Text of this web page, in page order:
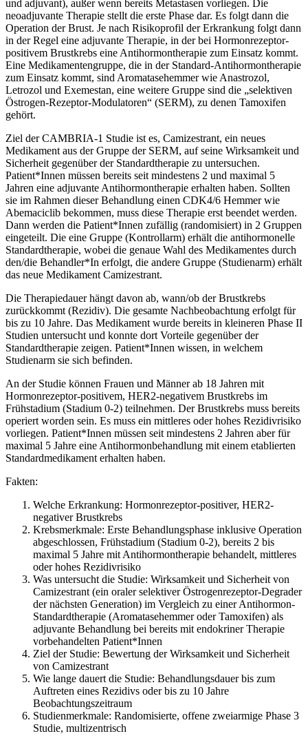
und adjuvant), außer wenn bereits Metastasen vorliegen. Die
neoadjuvante Therapie stellt die erste Phase dar. Es folgt dann die
Operation der Brust. Je nach Risikoprofil der Erkrankung folgt dann
in der Regel eine adjuvante Therapie, in der bei Hormonrezeptor-
positivem Brustkrebs eine Antihormontherapie zum Einsatz kommt.
Eine Medikamentengruppe, die in der Standard-Antihormontherapie
zum Einsatz kommt, sind Aromatasehemmer wie Anastrozol,
Letrozol und Exemestan, eine weitere Gruppe sind die „selektiven
Östrogen-Rezeptor-Modulatoren“ (SERM), zu denen Tamoxifen
gehört.
Ziel der CAMBRIA-1 Studie ist es, Camizestrant, ein neues
Medikament aus der Gruppe der SERM, auf seine Wirksamkeit und
Sicherheit gegenüber der Standardtherapie zu untersuchen.
Patient*Innen müssen bereits seit mindestens 2 und maximal 5
Jahren eine adjuvante Antihormontherapie erhalten haben. Sollten
sie im Rahmen dieser Behandlung einen CDK4/6 Hemmer wie
Abemaciclib bekommen, muss diese Therapie erst beendet werden.
Dann werden die Patient*Innen zufällig (randomisiert) in 2 Gruppen
eingeteilt. Die eine Gruppe (Kontrollarm) erhält die antihormonelle
Standardtherapie, wobei die genaue Wahl des Medikamentes durch
den/die Behandler*In erfolgt, die andere Gruppe (Studienarm) erhält
das neue Medikament Camizestrant.
Die Therapiedauer hängt davon ab, wann/ob der Brustkrebs
zurückkommt (Rezidiv). Die gesamte Nachbeobachtung erfolgt für
bis zu 10 Jahre. Das Medikament wurde bereits in kleineren Phase II
Studien untersucht und konnte dort Vorteile gegenüber der
Standardtherapie zeigen. Patient*Innen wissen, in welchem
Studienarm sie sich befinden.
An der Studie können Frauen und Männer ab 18 Jahren mit
Hormonrezeptor-positivem, HER2-negativem Brustkrebs im
Frühstadium (Stadium 0-2) teilnehmen. Der Brustkrebs muss bereits
operiert worden sein. Es muss ein mittleres oder hohes Rezidivrisiko
vorliegen. Patient*Innen müssen seit mindestens 2 Jahren aber für
maximal 5 Jahre eine Antihormonbehandlung mit einem etablierten
Standardmedikament erhalten haben.
Fakten:
Welche Erkrankung: Hormonrezeptor-positiver, HER2-
negativer Brustkrebs
Krebsmerkmale: Erste Behandlungsphase inklusive Operation
abgeschlossen, Frühstadium (Stadium 0-2), bereits 2 bis
maximal 5 Jahre mit Antihormontherapie behandelt, mittleres
oder hohes Rezidivrisiko
Was untersucht die Studie: Wirksamkeit und Sicherheit von
Camizestrant (ein oraler selektiver Östrogenrezeptor-Degrader
der nächsten Generation) im Vergleich zu einer Antihormon-
Standardtherapie (Aromatasehemmer oder Tamoxifen) als
adjuvante Behandlung bei bereits mit endokriner Therapie
vorbehandelten Patient*Innen
Ziel der Studie: Bewertung der Wirksamkeit und Sicherheit
von Camizestrant
Wie lange dauert die Studie: Behandlungsdauer bis zum
Auftreten eines Rezidivs oder bis zu 10 Jahre
Beobachtungszeitraum
Studienmerkmale: Randomisierte, offene zweiarmige Phase 3
Studie, multizentrisch